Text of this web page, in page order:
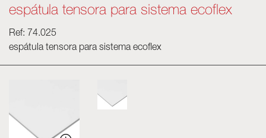
espátula tensora para sistema ecoflex
Ref: 74.025
espátula tensora para sistema ecoflex